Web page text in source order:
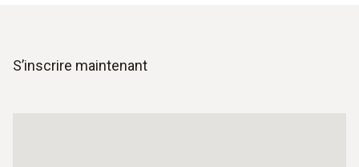
S’inscrire maintenant